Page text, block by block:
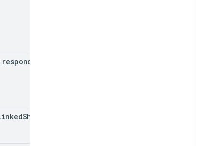
responder
Sheet